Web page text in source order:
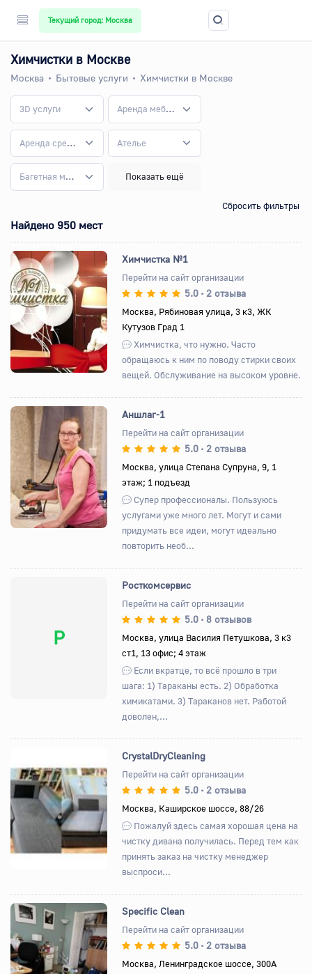
Текущий город: Москва
Химчистки в Москве
Москва Бытовые услуги Химчистки в Москве
3D услуги Аренда мебели
Аренда средств реабилитации Ателье
Багетная мастерская Показать ещё
Сбросить фильтры
Найдено 950 мест
Назад Вперед
Химчистка №1
Перейти на сайт организации
5.0 • 2 отзыва
Москва, Рябиновая улица, 3 к3, ЖК
Кутузов Град 1
Химчистка, что нужно. Часто
обращаюсь к ним по поводу стирки своих
вещей. Обслуживание на высоком уровне.
Назад Вперед
Аншлаг-1
Перейти на сайт организации
5.0 • 2 отзыва
Москва, улица Степана Супруна, 9, 1
этаж; 1 подъезд
Супер профессионалы. Пользуюсь
услугами уже много лет. Могут и сами
придумать все идеи, могут идеально
повторить необ...
Р
Росткомсервис
Перейти на сайт организации
5.0 • 8 отзывов
Москва, улица Василия Петушкова, 3 к3
ст1, 13 офис; 4 этаж
Если вкратце, то всё прошло в три
шага: 1) Тараканы есть. 2) Обработка
химикатами. 3) Тараканов нет. Работой
доволен,...
Назад Вперед
CrystalDryCleaning
Перейти на сайт организации
5.0 • 2 отзыва
Москва, Каширское шоссе, 88/26
Пожалуй здесь самая хорошая цена на
чистку дивана получилась. Перед тем как
принять заказ на чистку менеджер
выспроси...
Назад Вперед
Specific Clean
Перейти на сайт организации
5.0 • 2 отзыва
Москва, Ленинградское шоссе, 300А